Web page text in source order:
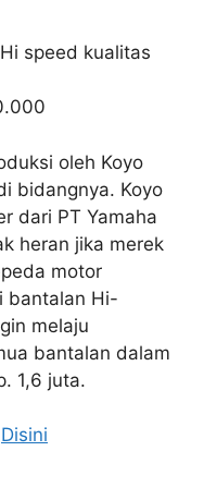
speed kualitas
oleh Koyo
bidangnya. Koyo
dari PT Yamaha
heran jika merek
motor
bantalan Hi-
melaju
bantalan dalam
1,6 juta.
Disini